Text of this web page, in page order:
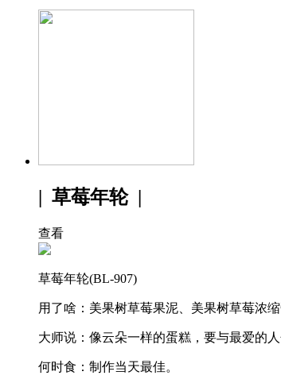
| 草莓年轮 |
查看
草莓年轮(BL-907)
用了啥：美果树草莓果泥、美果树草莓浓
大师说：像云朵一样的蛋糕，要与最爱的
何时食：制作当天最佳。